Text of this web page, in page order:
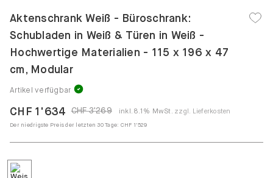
Aktenschrank Weiß - Büroschrank:
Schubladen in Weiß & Türen in Weiß -
Hochwertige Materialien - 115 x 196 x 47
cm, Modular
Artikel verfügbar
CHF 3'269
CHF 1'634 inkl. 8.1% MwSt. zzgl. Lieferkosten
Der niedrigste Preis der letzten 30 Tage: CHF 1'529